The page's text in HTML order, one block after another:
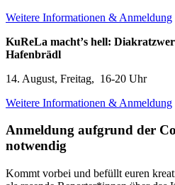
Weitere Informationen & Anmeldung
KuReLa machtʼs hell:
Hafenbrädl
14. August, Freitag, 16-20 Uhr
Weitere Informationen & Anmeldung
Anmeldung aufgrund der
notwendig
Kommt vorbei und befüllt euren